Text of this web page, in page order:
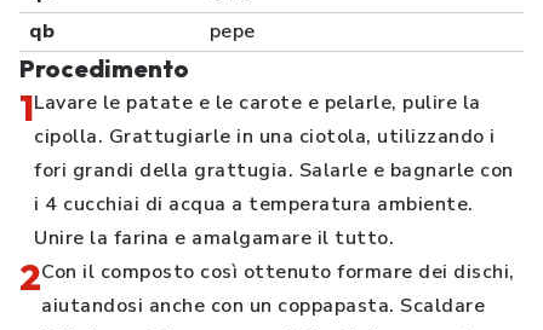
qb
pepe
Procedimento
1Lavare le patate e le carote e pelarle, pulire la
cipolla. Grattugiarle in una ciotola, utilizzando i
fori grandi della grattugia. Salarle e bagnarle con
i 4 cucchiai di acqua a temperatura ambiente.
Unire la farina e amalgamare il tutto.
2Con il composto così ottenuto formare dei dischi,
aiutandosi anche con un coppapasta. Scaldare